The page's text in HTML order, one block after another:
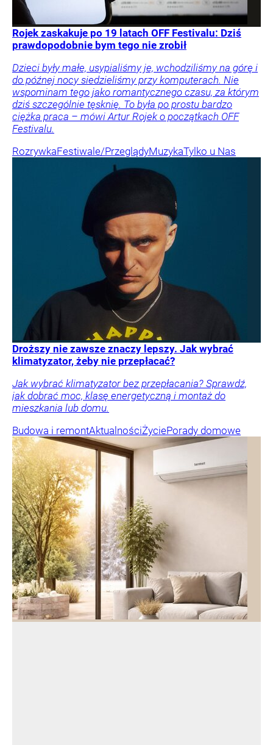
Rojek zaskakuje po 19 latach OFF Festivalu: Dziś
prawdopodobnie bym tego nie zrobił
Dzieci były małe, usypialiśmy je, wchodziliśmy na górę i
do późnej nocy siedzieliśmy przy komputerach. Nie
wspominam tego jako romantycznego czasu, za którym
dziś szczególnie tęsknię. To była po prostu bardzo
ciężka praca – mówi Artur Rojek o początkach OFF
Festivalu.
RozrywkaFestiwale/PrzeglądyMuzykaTylko u Nas
Droższy nie zawsze znaczy lepszy. Jak wybrać
klimatyzator, żeby nie przepłacać?
Jak wybrać klimatyzator bez przepłacania? Sprawdź,
jak dobrać moc, klasę energetyczną i montaż do
mieszkania lub domu.
Budowa i remontAktualnościŻyciePorady domowe